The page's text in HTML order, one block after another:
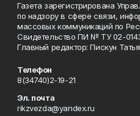
Газета зарегистрирована
по надзору в сфере связи,
массовых коммуникаций по
Свидетельство ПИ № ТУ 02-
Главный редактор: Пискун
Телефон
8(34740)2-19-21
Эл. почта
rikzvezda@yandex.ru